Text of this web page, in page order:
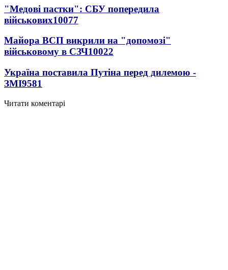
"Медові пастки": СБУ попередила
військових10077
Майора ВСП викрили на "допомозі"
військовому в СЗЧ10022
Україна поставила Путіна перед дилемою -
ЗМІ9581
Читати коментарі